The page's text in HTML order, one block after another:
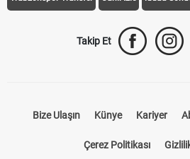
Takip Et
Bize Ulaşın Künye Kariyer
Çerez Politikası